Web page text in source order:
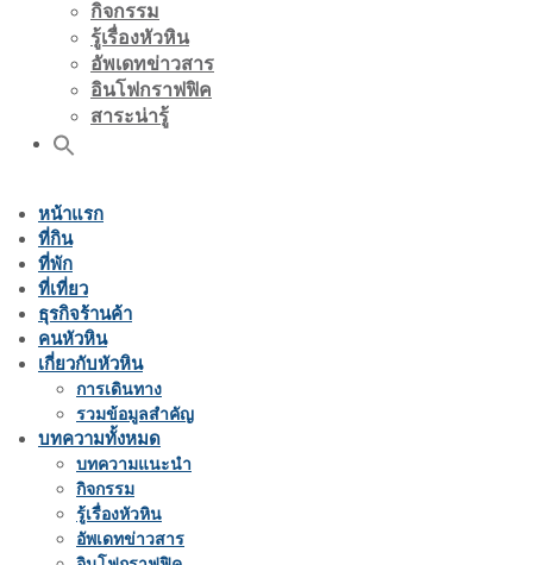
กิจกรรม
รู้เรื่องหัวหิน
อัพเดทข่าวสาร
อินโฟกราฟฟิค
สาระน่ารู้
หน้าแรก
ที่กิน
ที่พัก
ที่เที่ยว
ธุรกิจร้านค้า
คนหัวหิน
เกี่ยวกับหัวหิน
การเดินทาง
รวมข้อมูลสำคัญ
บทความทั้งหมด
บทความแนะนำ
กิจกรรม
รู้เรื่องหัวหิน
อัพเดทข่าวสาร